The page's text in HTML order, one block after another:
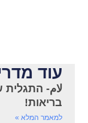
עוד
لام-
בריאות!
למאמר המלא »